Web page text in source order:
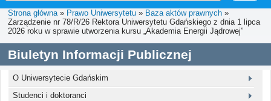
Strona główna» Prawo Uniwersytetu » Baza aktów prawnych »
Zarządzenie nr 78/R/26 Rektora Uniwersytetu Gdańskiego z dnia 1 lipca
2026 roku w sprawie utworzenia kursu „Akademia Energii Jądrowej”
Biuletyn Informacji Publicznej
O Uniwersytecie Gdańskim
Studenci i doktoranci